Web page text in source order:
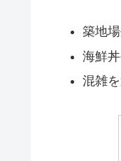
築地
海鮮
混雑